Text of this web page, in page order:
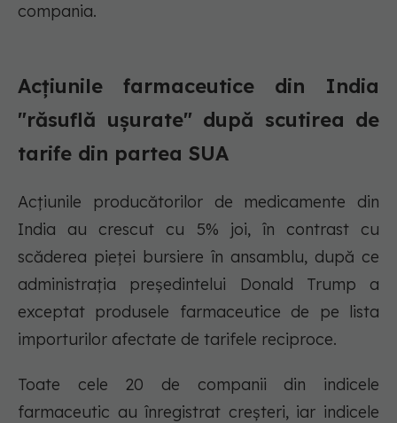
compania.
Acțiunile farmaceutice din India
"răsuflă ușurate" după scutirea de
tarife din partea SUA
Acțiunile producătorilor de medicamente din
India au crescut cu 5% joi, în contrast cu
scăderea pieței bursiere în ansamblu, după ce
administrația președintelui Donald Trump a
exceptat produsele farmaceutice de pe lista
importurilor afectate de tarifele reciproce.
Toate cele 20 de companii din indicele
farmaceutic au înregistrat creșteri, iar indicele